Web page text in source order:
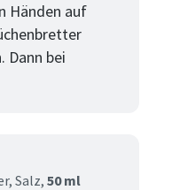
Händen auf
Dann bei
Salz, 50 ml